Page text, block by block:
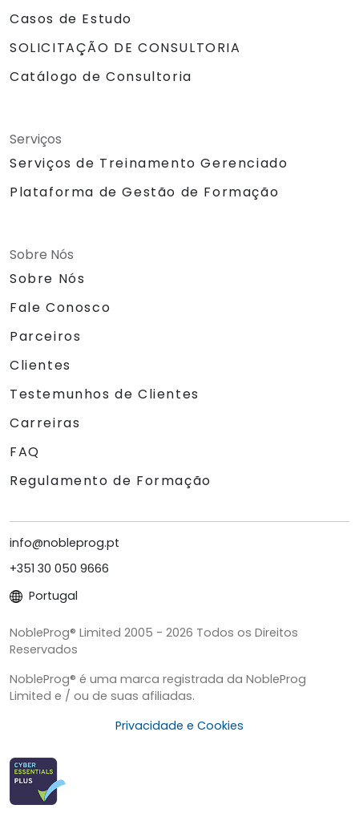
Casos de Estudo
SOLICITAÇÃO DE CONSULTORIA
Catálogo de Consultoria
Serviços
Serviços de Treinamento Gerenciado
Plataforma de Gestão de Formação
Sobre Nós
Sobre Nós
Fale Conosco
Parceiros
Clientes
Testemunhos de Clientes
Carreiras
FAQ
Regulamento de Formação
info@nobleprog.pt
+351 30 050 9666
Portugal
NobleProg® Limited 2005 - 2026 Todos os Direitos
Reservados
NobleProg® é uma marca registrada da NobleProg
Limited e / ou de suas afiliadas.
Privacidade e Cookies